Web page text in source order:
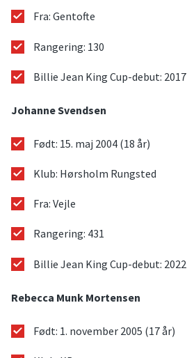
Fra: Gentofte
Rangering: 130
Billie Jean King Cup-debut: 2017
Johanne Svendsen
Født: 15. maj 2004 (18 år)
Klub: Hørsholm Rungsted
Fra: Vejle
Rangering: 431
Billie Jean King Cup-debut: 2022
Rebecca Munk Mortensen
Født: 1. november 2005 (17 år)